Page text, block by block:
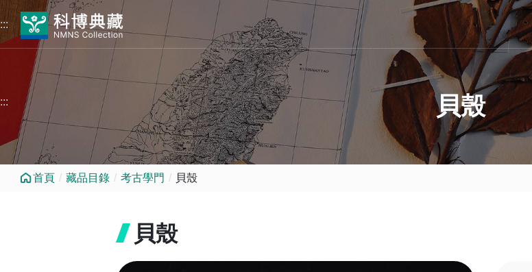
跳到中央內容區塊
:::
貝殼
:::
首頁 藏品目錄 考古學門 貝殼
貝殼